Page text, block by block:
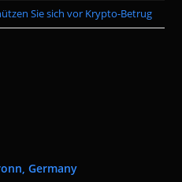
Sie sich vor Krypto-Betrug
Germany